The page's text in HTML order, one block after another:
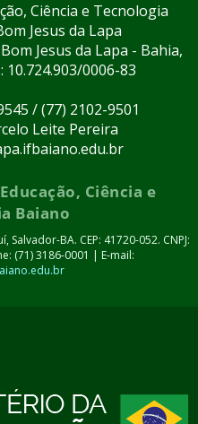
Ciência e Tecnologia
Jesus da Lapa
Jesus da Lapa - Bahia,
10.724.903/0006-83
/ (77) 2102-9501
Leite Pereira
Ciência e
Baiano
Salvador-BA. CEP: 41720-052. CNPJ:
(71) 3186-0001 | E-mail: